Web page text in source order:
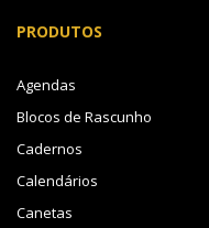
PRODUTOS
Agendas
Blocos de Rascunho
Cadernos
Calendários
Canetas